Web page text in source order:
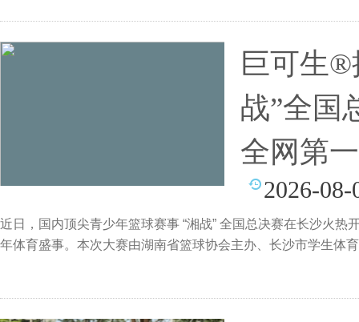
巨可生®
战”全国
全网第一
2026-08-
近日，国内顶尖青少年篮球赛事 “湘战” 全国总决赛在长沙火
年体育盛事。本次大赛由湖南省篮球协会主办、长沙市学生体